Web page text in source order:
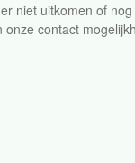
niet uitkomen of
contact